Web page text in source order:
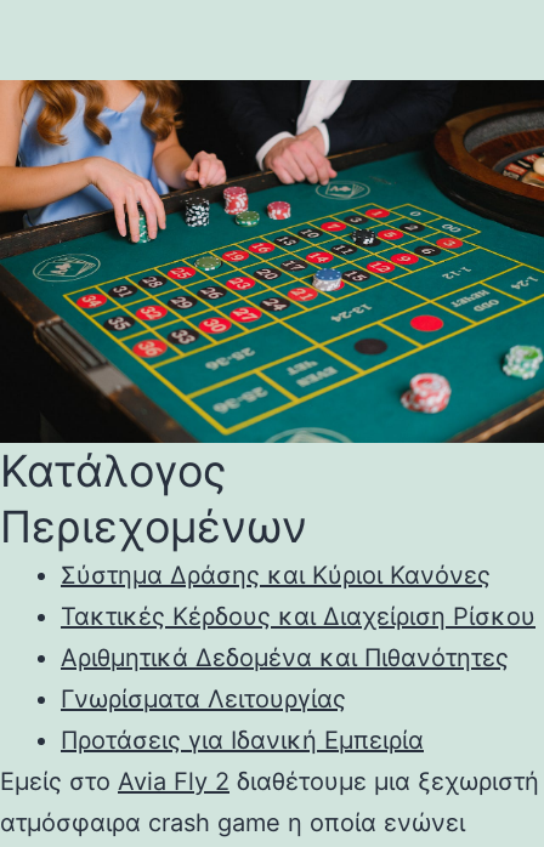
Κατάλογος
Περιεχομένων
Σύστημα Δράσης και Κύριοι Κανόνες
Τακτικές Κέρδους και Διαχείριση Ρίσκου
Αριθμητικά Δεδομένα και Πιθανότητες
Γνωρίσματα Λειτουργίας
Προτάσεις για Ιδανική Εμπειρία
Εμείς στο Avia Fly 2 διαθέτουμε μια ξεχωριστή
ατμόσφαιρα crash game η οποία ενώνει